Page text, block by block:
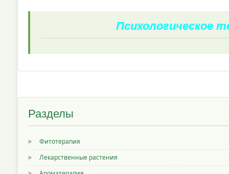
Психологическое
Разделы
Фитотерапия
Лекарственные растения